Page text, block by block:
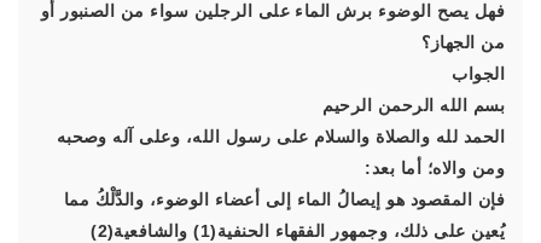
فهل يصح الوضوء برش الماء على الرجلين سواء من الصنبور أو
من الجهاز؟
الجواب
بسم الله الرحمن الرحيم
الحمد لله والصلاة والسلام على رسول الله، وعلى آله وصحبه
ومن والاه؛ أما بعد:
فإن المقصود هو إيصالُ الماء إلى أعضاء الوضوء، والدَّلْكُ مما
يُعين على ذلك، وجمهور الفقهاء الحنفية(1) والشافعية(2)